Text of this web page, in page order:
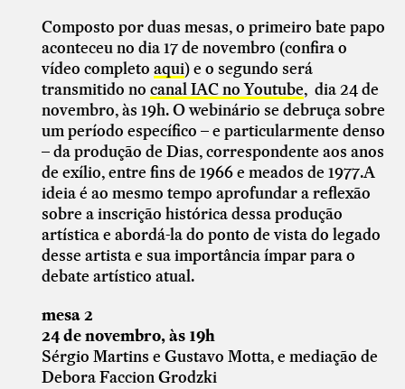
Composto por duas mesas, o primeiro bate papo
aconteceu no dia 17 de novembro (confira o
vídeo completo aqui) e o segundo será
transmitido no canal IAC no Youtube, dia 24 de
novembro, às 19h. O webinário se debruça sobre
um período específico – e particularmente denso
– da produção de Dias, correspondente aos anos
de exílio, entre fins de 1966 e meados de 1977.A
ideia é ao mesmo tempo aprofundar a reflexão
sobre a inscrição histórica dessa produção
artística e abordá-la do ponto de vista do legado
desse artista e sua importância ímpar para o
debate artístico atual.
mesa 2
24 de novembro, às 19h
Sérgio Martins e Gustavo Motta, e mediação de
Debora Faccion Grodzki